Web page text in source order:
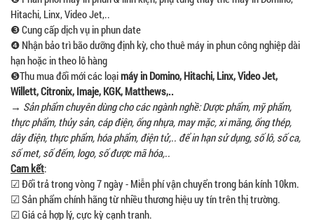
Hitachi, Linx, Video Jet,..
❸ Cung cấp dịch vụ in phun date
❹ Nhận bảo trì bão dưỡng định kỳ, cho thuê máy in phun công nghiệp dài
hạn hoặc in theo lô hàng
❺Thu mua đổi mới các loạimáy in Domino, Hitachi, Linx, Video Jet,
Willett, Citronix, Imaje, KGK, Matthews,..
→ Sản phẩm chuyên dùng cho các ngành nghề: Dược phẩm, mỹ phẩm,
thực phẩm, thủy sản, cáp điện, ống nhựa, may mặc, xi măng, ống thép,
dây điện, thực phẩm, hóa phẩm, điện tử,.. để in hạn sử dụng, số lô, số ca,
số met, số đếm, logo, số được mã hóa,..
Cam kết:
☑ Đổi trả trong vòng 7 ngày - Miễn phí vận chuyển trong bán kính 10km.
☑ Sản phẩm chính hãng từ nhiều thương hiệu uy tín trên thị trường.
☑ Giá cả hợp lý, cực kỳ cạnh tranh.